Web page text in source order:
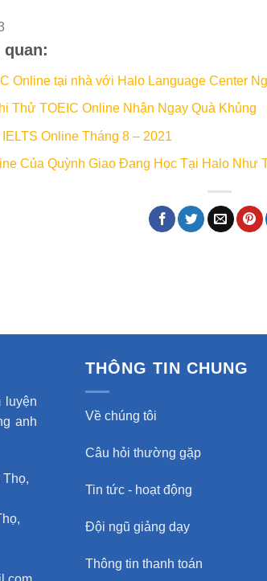
Online tại nhà với Halo Language Center
Thử TOEIC Online Nhận Ngay Quà Khủng
Online Tháng 8 – 2021
Của Quỳnh Giao Đang Học Tại Halo Như
luyện
anh
THÔNG TIN CHUNG
Về chúng tôi
Câu hỏi thường gặp
Tin tức - hoạt động
Đội ngũ giảng dạy
Thông tin thanh toán